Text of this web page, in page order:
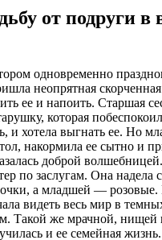
от подруги в
одновременно
неопрятная
ее и напоить. Старшая
которая
и хотела выгнать ее. Но
накормила ее сытно и
доброй
по заслугам. Она надела
а младшей — розовые.
видеть весь мир в
Такой же мрачной, нищей
и ее семейная